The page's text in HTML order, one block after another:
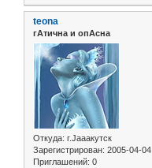
teona
гАтична и опАсна
Откуда: г.Jaaaкутск
Зарегистрирован: 2005-04-04
Приглашений: 0